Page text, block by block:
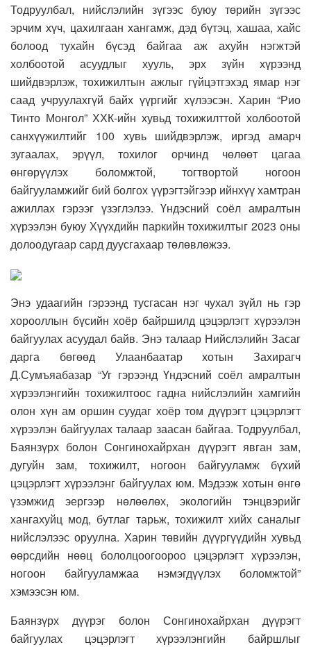
Тодруулбал, нийслэлийн зүгээс буюу төрийн зүгээс
эрчим хүч, цахилгаан хангамж, дэд бүтэц, хашаа, хайс
болоод тухайн бүсэд байгаа аж ахуйн нэгжтэй
холбоотой асуудлыг хууль, эрх зүйн хүрээнд
шийдвэрлэж, тохижилтын ажлыг гүйцэтгэхэд ямар нэг
саад учруулахгүй байх үүргийг хүлээсэн. Харин “Рио
Тинто Монгол” ХХК-ийн хувьд тохижилттой холбоотой
санхүүжилтийг 100 хувь шийдвэрлэж, иргэд амарч
зугаалах, эрүүл, тохилог орчинд чөлөөт цагаа
өнгөрүүлэх боломжтой, тогтвортой ногоон
байгууламжийг бий болгох үүрэгтэйгээр ийнхүү хамтран
ажиллах гэрээг үзэглэлээ. Үндэсний соёл амралтын
хүрээлэн буюу Хүүхдийн паркийн тохижилтыг 2023 оны
долоодугаар сард дуусгахаар төлөвлөжээ.
Энэ удаагийн гэрээнд тусгасан нэг чухал зүйл нь гэр
хорооллын бүсийн хоёр байршилд цэцэрлэгт хүрээлэн
байгуулах асуудал байв. Энэ талаар Нийслэлийн Засаг
дарга бөгөөд Улаанбаатар хотын Захирагч
Д.Сумъяабазар “Уг гэрээнд Үндэсний соёл амралтын
хүрээлэнгийн тохижилтоос гадна нийслэлийн хамгийн
олон хүн ам оршин суудаг хоёр том дүүрэгт цэцэрлэгт
хүрээлэн байгуулах талаар заасан байгаа. Тодруулбал,
Баянзүрх болон Сонгинохайрхан дүүрэгт явган зам,
дугуйн зам, тохижилт, ногоон байгууламж бүхий
цэцэрлэгт хүрээлэнг байгуулах юм. Мэдээж хотын өнгө
үзэмжид эергээр нөлөөлөх, экологийн тэнцвэрийг
хангахуйц мод, бутлаг тарьж, тохижилт хийх саналыг
нийслэлээс оруулна. Харин төвийн дүүргүүдийн хувьд
өөрсдийн нөөц бололцоогоороо цэцэрлэгт хүрээлэн,
ногоон байгууламжаа нэмэгдүүлэх боломжтой”
хэмээсэн юм.
Баянзүрх дүүрэг болон Сонгинохайрхан дүүрэгт
байгуулах цэцэрлэгт хүрээлэнгийн байршлыг